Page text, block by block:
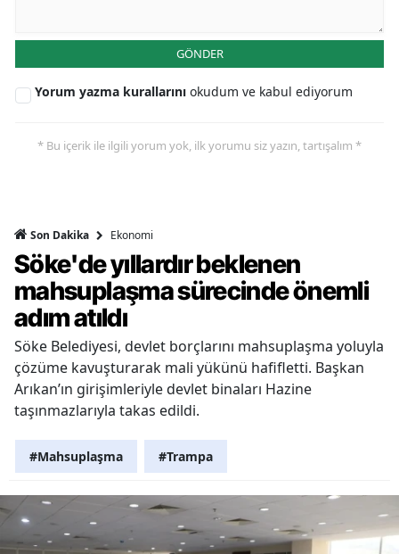
GÖNDER
Yorum yazma kurallarını okudum ve kabul ediyorum
* Bu içerik ile ilgili yorum yok, ilk yorumu siz yazın, tartışalım *
Son Dakika Ekonomi
Söke'de yıllardır beklenen
mahsuplaşma sürecinde önemli
adım atıldı
Söke Belediyesi, devlet borçlarını mahsuplaşma yoluyla
çözüme kavuşturarak mali yükünü hafifletti. Başkan
Arıkan’ın girişimleriyle devlet binaları Hazine
taşınmazlarıyla takas edildi.
#Mahsuplaşma #Trampa